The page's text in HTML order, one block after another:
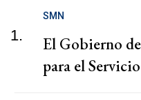
1.
SMN
El Gobierno
para el